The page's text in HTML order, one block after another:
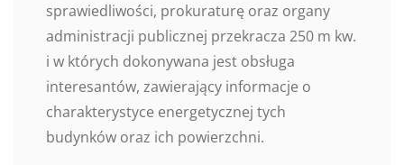
sprawiedliwości, prokuraturę oraz organy
administracji publicznej przekracza 250 m kw.
i w których dokonywana jest obsługa
interesantów, zawierający informacje o
charakterystyce energetycznej tych
budynków oraz ich powierzchni.